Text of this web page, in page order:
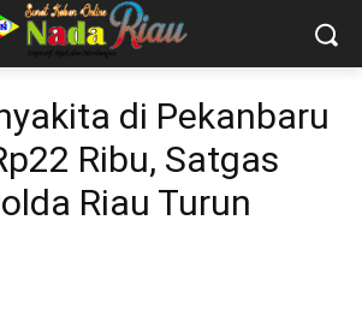
di Pekanbaru
Ribu, Satgas
Riau Turun